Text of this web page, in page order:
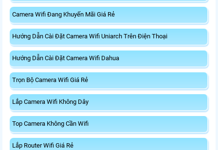
Camera Wifi Đang Khuyến Mãi Giá Rẻ
Hướng Dẫn Cài Đặt Camera Wifi Uniarch Trên Điện Thoại
Hướng Dẫn Cài Đặt Camera Wifi Dahua
Trọn Bộ Camera Wifi Giá Rẻ
Lắp Camera Wifi Không Dây
Top Camera Không Cần Wifi
Lắp Router Wifi Giá Rẻ